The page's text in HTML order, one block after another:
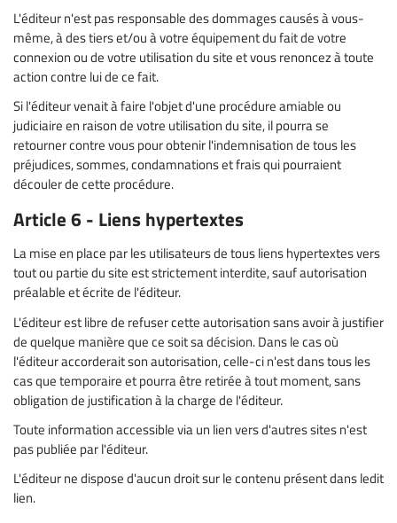
L'éditeur n'est pas responsable des dommages causés à vous-
même, à des tiers et/ou à votre équipement du fait de votre
connexion ou de votre utilisation du site et vous renoncez à toute
action contre lui de ce fait.
Si l'éditeur venait à faire l'objet d'une procédure amiable ou
judiciaire en raison de votre utilisation du site, il pourra se
retourner contre vous pour obtenir l'indemnisation de tous les
préjudices, sommes, condamnations et frais qui pourraient
découler de cette procédure.
Article 6 - Liens hypertextes
La mise en place par les utilisateurs de tous liens hypertextes vers
tout ou partie du site est strictement interdite, sauf autorisation
préalable et écrite de l'éditeur.
L'éditeur est libre de refuser cette autorisation sans avoir à justifier
de quelque manière que ce soit sa décision. Dans le cas où
l'éditeur accorderait son autorisation, celle-ci n'est dans tous les
cas que temporaire et pourra être retirée à tout moment, sans
obligation de justification à la charge de l'éditeur.
Toute information accessible via un lien vers d'autres sites n'est
pas publiée par l'éditeur.
L'éditeur ne dispose d'aucun droit sur le contenu présent dans ledit
lien.